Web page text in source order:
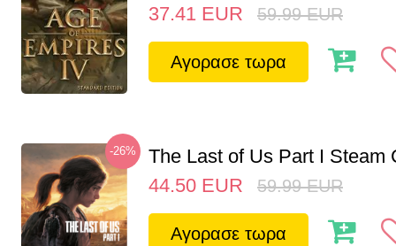
37.41 EUR 59.99 EUR
Αγορασε τωρα
-26%
The Last of Us Part I Steam
44.50 EUR 59.99 EUR
Αγορασε τωρα